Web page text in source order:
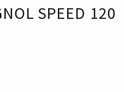
SPEED 120